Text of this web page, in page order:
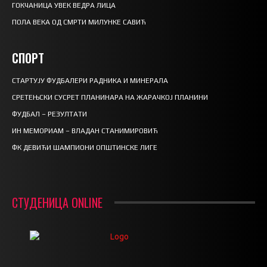
ГОКЧАНИЦА УВЕК ВЕДРА ЛИЦА
ПОЛА ВЕКА ОД СМРТИ МИЛУНКЕ САВИЋ
СПОРТ
СТАРТУЈУ ФУДБАЛЕРИ РАДНИКА И МИНЕРАЛА
СРЕТЕЊСКИ СУСРЕТ ПЛАНИНАРА НА ЖАРАЧКОЈ ПЛАНИНИ
ФУДБАЛ – РЕЗУЛТАТИ
ИН МЕМОРИАМ – ВЛАДАН СТАНИМИРОВИЋ
ФК ДЕВИЋИ ШАМПИОНИ ОПШТИНСКЕ ЛИГЕ
СТУДЕНИЦА ONLINE